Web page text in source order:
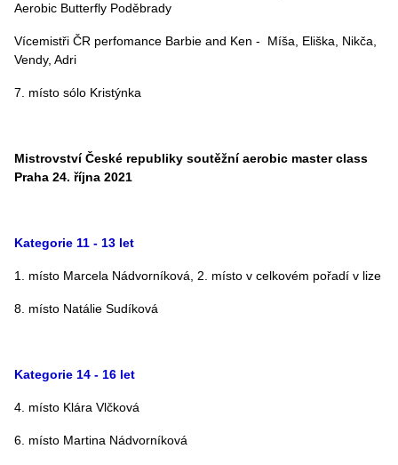
Aerobic Butterfly Poděbrady
Vícemistři ČR perfomance Barbie and Ken - Míša, Eliška, Nikča,
Vendy, Adri
7. místo sólo Kristýnka
Mistrovství České republiky soutěžní aerobic master class
Praha 24. října 2021
Kategorie 11 - 13 let
1. místo Marcela Nádvorníková, 2. místo v celkovém pořadí v lize
8. místo Natálie Sudíková
Kategorie 14 - 16 let
4. místo Klára Vlčková
6. místo Martina Nádvorníková